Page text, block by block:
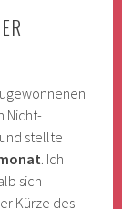
Nicht-
stellte
. Ich
sich
Kürze des